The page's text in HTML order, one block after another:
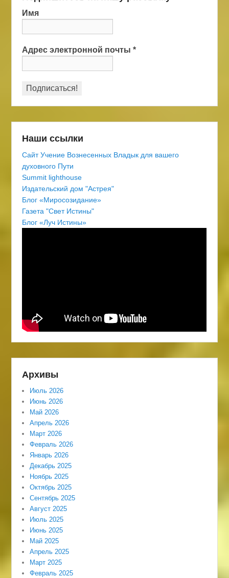
Имя
Адрес электронной почты*
Наши ссылки
Сайт Учение Вознесенных Владык для вашего
духовного Пути
Summit lighthouse
Издательский дом "Астрея"
Блог «Миросозидание»
Газета "Свет Истины"
Блог «Луч Истины»
Архивы
Июль 2026
Июнь 2026
Май 2026
Апрель 2026
Март 2026
Февраль 2026
Январь 2026
Декабрь 2025
Ноябрь 2025
Октябрь 2025
Сентябрь 2025
Август 2025
Июль 2025
Июнь 2025
Май 2025
Апрель 2025
Март 2025
Февраль 2025